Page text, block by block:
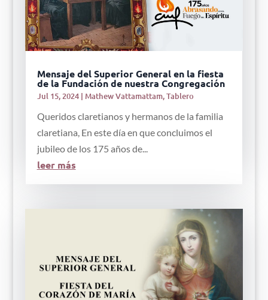
Mensaje del Superior General en la fiesta
de la Fundación de nuestra Congregación
Jul 15, 2024| Mathew Vattamattam,Tablero
Queridos claretianos y hermanos de la familia
claretiana, En este día en que concluimos el
jubileo de los 175 años de...
leer más